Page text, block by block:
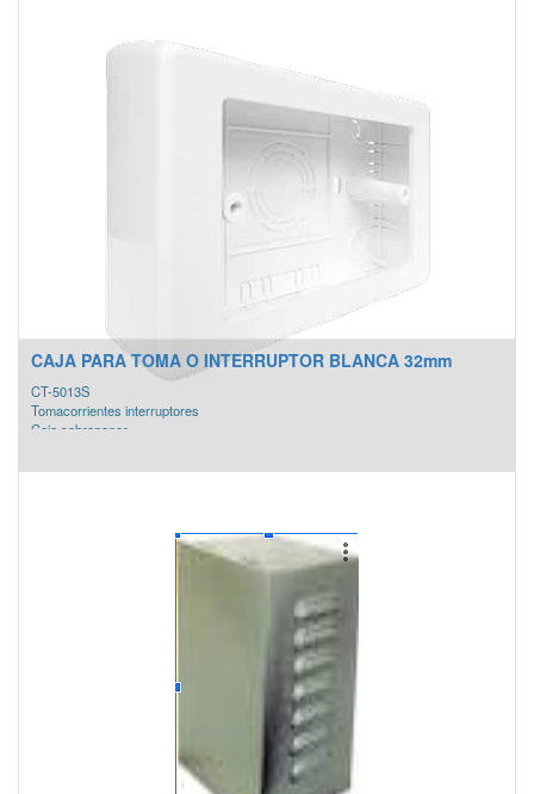
CAJA PARA TOMA O INTERRUPTOR BLANCA 32mm
CT-5013S
Tomacorrientes interruptores
Caja sobreponer